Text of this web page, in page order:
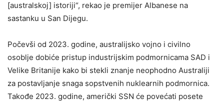
[australskoj] istoriji“, rekao je premijer Albanese na
sastanku u San Dijegu.
Počevši od 2023. godine, australijsko vojno i civilno
osoblje dobiće pristup industrijskim podmornicama SAD i
Velike Britanije kako bi stekli znanje neophodno Australiji
za postavljanje snaga sopstvenih nuklearnih podmornica.
Takođe 2023. godine, američki SSN će povećati posete